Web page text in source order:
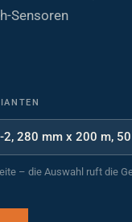
Sensoren
– die Auswahl ruft die